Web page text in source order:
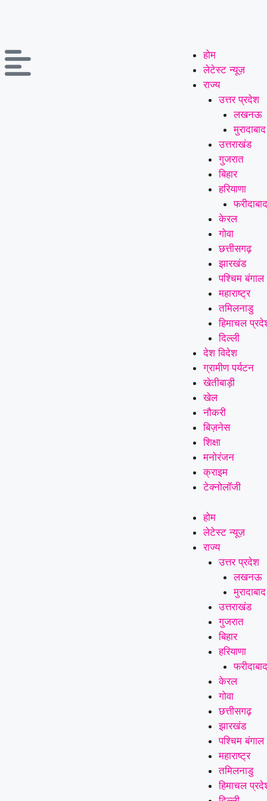
होम
लेटेस्ट न्यूज़
राज्य
उत्तर प्रदेश
लखनऊ
मुरादाबाद
उत्तराखंड
गुजरात
बिहार
हरियाणा
फरीदाबाद
केरल
गोवा
छत्तीसगढ़
झारखंड
पश्चिम बंगाल
महाराष्ट्र
तमिलनाडु
हिमाचल
दिल्ली
देश विदेश
ग्रामीण पर्यटन
खेतीबाड़ी
खेल
नौकरी
बिज़नेस
शिक्षा
मनोरंजन
क्राइम
टेक्नोलॉजी
होम
लेटेस्ट न्यूज़
राज्य
उत्तर प्रदेश
लखनऊ
मुरादाबाद
उत्तराखंड
गुजरात
बिहार
हरियाणा
फरीदाबाद
केरल
गोवा
छत्तीसगढ़
झारखंड
पश्चिम बंगाल
महाराष्ट्र
तमिलनाडु
हिमाचल